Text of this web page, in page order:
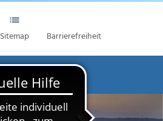
Sitemap Barrierefreiheit